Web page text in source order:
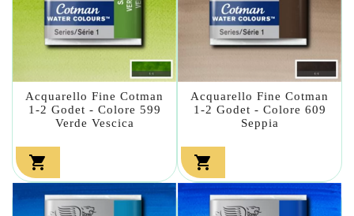
Acquarello Fine Cotman
1-2 Godet - Colore 599
Verde Vescica

Acquarello Fine Cotman
1-2 Godet - Colore 609
Seppia
